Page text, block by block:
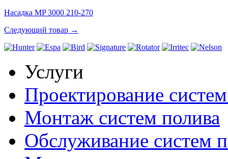
Насадка MP 3000 210-270
Следующий товар →
Услуги
Проектирование
Монтаж систем полива
Обслуживание систем